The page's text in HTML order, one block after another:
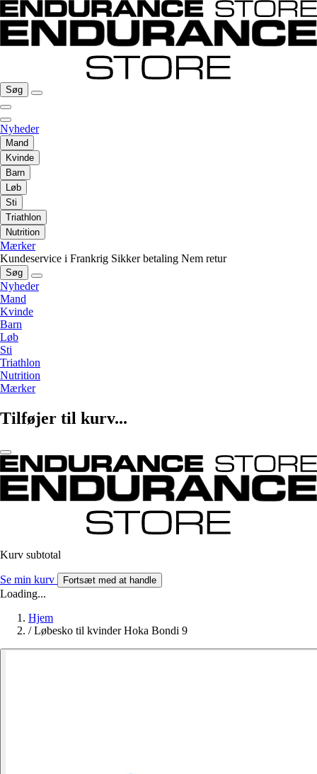
Søg
Nyheder
Mand
Kvinde
Barn
Løb
Sti
Triathlon
Nutrition
Mærker
Kundeservice i Frankrig Sikker betaling Nem retur
Søg
Nyheder
Mand
Kvinde
Barn
Løb
Sti
Triathlon
Nutrition
Mærker
Tilføjer til kurv...
Kurv subtotal
Se min kurv Fortsæt med at handle
Loading...
Hjem
/ Løbesko til kvinder Hoka Bondi 9